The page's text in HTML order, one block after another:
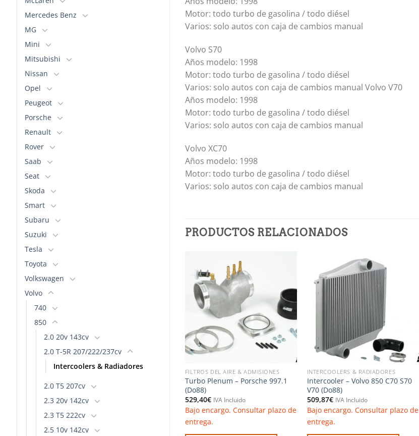
Mercedes Benz
MG
Mini
Mitsubishi
Nissan
Opel
Peugeot
Porsche
Renault
Rover
Saab
Seat
Skoda
Smart
Subaru
Suzuki
Tesla
Toyota
Volkswagen
Volvo
740
850
2.0 20v 143cv
2.0 T-5R 207/222/237cv
Intercoolers & Radiadores
2.0 T5 207cv
2.3 20v 142cv
2.3 T5 222cv
2.5 10v 142cv
Motor: todo turbo de gasolina / todo diésel
Varios: solo autos con caja de cambios manual
Volvo S70
Años modelo: 1998
Motor: todo turbo de gasolina / todo diésel
Varios: solo autos con caja de cambios manual Volvo V70
Años modelo: 1998
Motor: todo turbo de gasolina / todo diésel
Varios: solo autos con caja de cambios manual
Volvo XC70
Años modelo: 1998
Motor: todo turbo de gasolina / todo diésel
Varios: solo autos con caja de cambios manual
PRODUCTOS RELACIONADOS
lista de
deseos
FILTROS DEL AIRE & ADMISIONES
Turbo Plenum – Porsche 997.1
(Do88)
529,40€ IVA Incluido
Bajo encargo. Consultar plazo de
entrega.
INTERCOOLERS & RADIADORES
Intercooler – Volvo 850 C70 S70
V70 (Do88)
509,87€ IVA Incluido
Bajo encargo. Consultar plazo de
entrega.
Añadir
lista de
deseos
plazo de
S4 2.7 BiTurbo (Do88)
345,72€ IVA Incluido